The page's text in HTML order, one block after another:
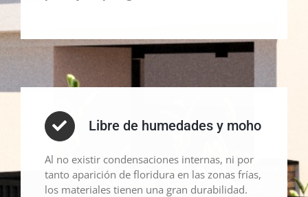
Libre de humedades y moho
Al no existir condensaciones internas, ni por
tanto aparición de floridura en las zonas frías,
los materiales tienen una gran durabilidad.